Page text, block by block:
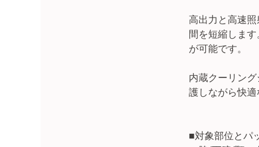
高出力と高速
間を短縮しま
が可能です。
内蔵クーリン
護しながら快適
■対象部位とパ